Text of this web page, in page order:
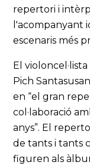
repertori i
l'acompanyant
escenaris més
El
Pich
en “el gran
col·laboració
anys”. El
de tants i tants
figuren als